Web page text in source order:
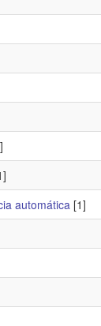
automática [1]